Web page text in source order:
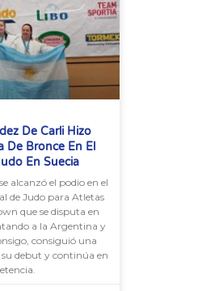
De Carli Hizo
De Bronce En El
En Suecia
alcanzó el podio en el
de Judo para Atletas
que se disputa en
a la Argentina y
consiguió una
debut y continúa en